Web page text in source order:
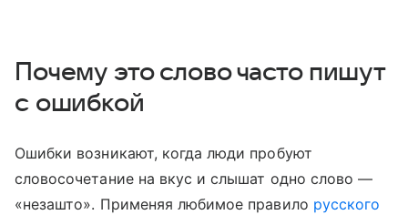
Почему это слово часто пишут
с ошибкой
Ошибки возникают, когда люди пробуют
словосочетание на вкус и слышат одно слово —
«незашто». Применяя любимое правило русского